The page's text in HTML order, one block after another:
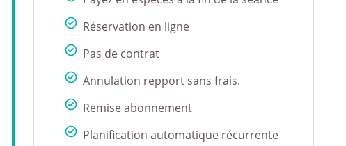
Réservation en ligne
Pas de contrat
Annulation repport sans frais.
Remise abonnement
Planification automatique récurrente